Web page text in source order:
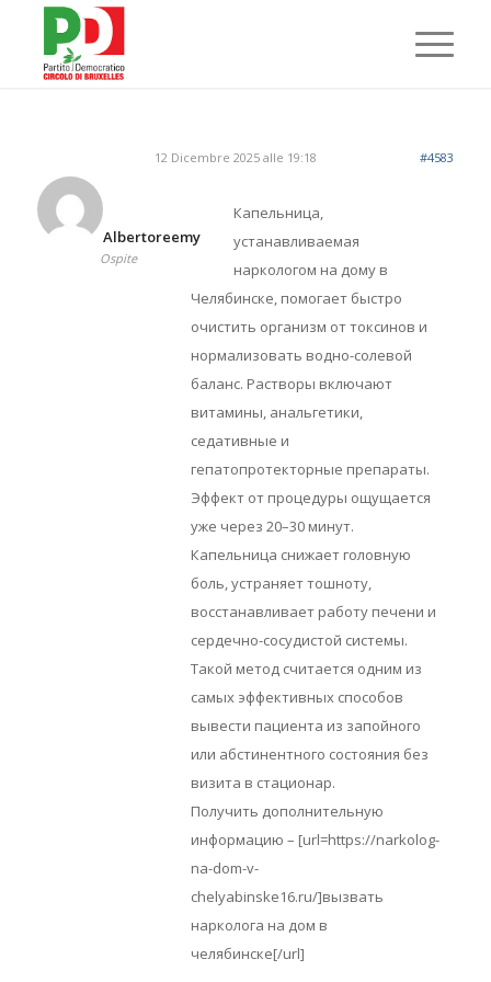
12 Dicembre 2025 alle 19:18 #4583
Albertoreemy
Ospite
Капельница,
устанавливаемая
наркологом на дому в
Челябинске, помогает быстро
очистить организм от токсинов и
нормализовать водно-солевой
баланс. Растворы включают
витамины, анальгетики,
седативные и
гепатопротекторные препараты.
Эффект от процедуры ощущается
уже через 20–30 минут.
Капельница снижает головную
боль, устраняет тошноту,
восстанавливает работу печени и
сердечно-сосудистой системы.
Такой метод считается одним из
самых эффективных способов
вывести пациента из запойного
или абстинентного состояния без
визита в стационар.
Получить дополнительную
информацию – [url=https://narkolog-
na-dom-v-
chelyabinske16.ru/]вызвать
нарколога на дом в
челябинске[/url]